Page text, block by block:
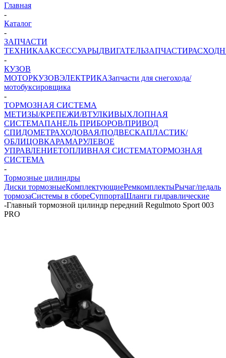
Главная
-
Каталог
-
ЗАПЧАСТИ
ТЕХНИКААКСЕССУАРЫДВИГАТЕЛЬЗАПЧАСТИ
-
КУЗОВ
МОТОРКУЗОВЭЛЕКТРИКАЗапчасти для снегохода/
мотобуксировщика
-
ТОРМОЗНАЯ СИСТЕМА
МЕТИЗЫ/КРЕПЕЖИ/ВТУЛКИВЫХЛОПНАЯ
СИСТЕМАПАНЕЛЬ ПРИБОРОВ/ПРИВОД
СПИДОМЕТРАХОДОВАЯ/ПОДВЕСКАПЛАСТИК/
ОБЛИЦОВКАРАМАРУЛЕВОЕ
УПРАВЛЕНИЕТОПЛИВНАЯ СИСТЕМАТОРМОЗНАЯ
СИСТЕМА
-
Тормозные цилиндры
Диски тормозныеКомплектующиеРемкомплектыРычаг/педаль
тормозаСистемы в сбореСуппортаШланги гидравлические
-Главный тормозной цилиндр передний Regulmoto Sport 003
PRO